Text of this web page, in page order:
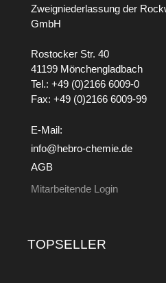
Zweigniederlassung der
GmbH
Rostocker Str. 40
41199 Mönchengladbach
Tel.: +49 (0)2166 6009-0
Fax: +49 (0)2166 6009-99
E-Mail:
info@hebro-chemie.de
AGB
Mitarbeitende Login
TOPSELLER